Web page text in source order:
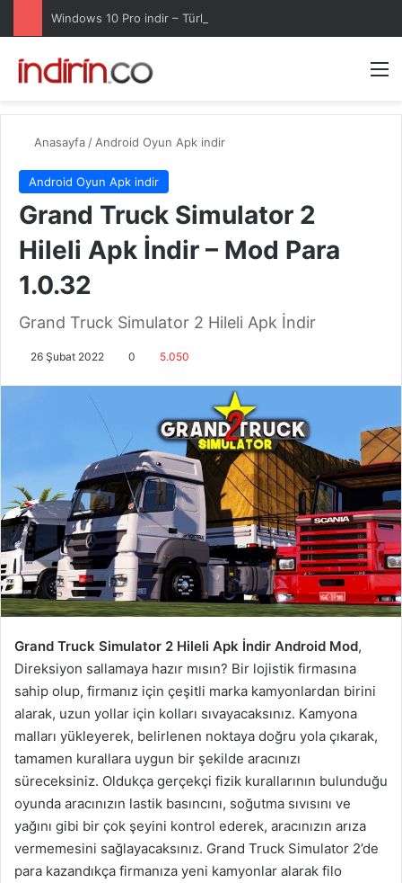
Windows 10 Pro indir – Türkçe – Güncel 2025
Anasayfa / Android Oyun Apk indir
Android Oyun Apk indir
Grand Truck Simulator 2
Hileli Apk İndir – Mod Para
1.0.32
Grand Truck Simulator 2 Hileli Apk İndir
26 Şubat 2022 0 5.050
Grand Truck Simulator 2 Hileli Apk İndir Android Mod,
Direksiyon sallamaya hazır mısın? Bir lojistik firmasına
sahip olup, firmanız için çeşitli marka kamyonlardan birini
alarak, uzun yollar için kolları sıvayacaksınız. Kamyona
malları yükleyerek, belirlenen noktaya doğru yola çıkarak,
tamamen kurallara uygun bir şekilde aracınızı
süreceksiniz. Oldukça gerçekçi fizik kurallarının bulunduğu
oyunda aracınızın lastik basıncını, soğutma sıvısını ve
yağını gibi bir çok şeyini kontrol ederek, aracınızın arıza
vermemesini sağlayacaksınız. Grand Truck Simulator 2’de
para kazandıkça firmanıza yeni kamyonlar alarak filo